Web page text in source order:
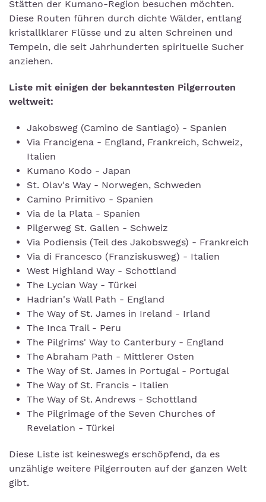
Stätten der Kumano-Region besuchen möchten.
Diese Routen führen durch dichte Wälder, entlang
kristallklarer Flüsse und zu alten Schreinen und
Tempeln, die seit Jahrhunderten spirituelle Sucher
anziehen.
Liste mit einigen der bekanntesten Pilgerrouten
weltweit:
Jakobsweg (Camino de Santiago) - Spanien
Via Francigena - England, Frankreich, Schweiz,
Italien
Kumano Kodo - Japan
St. Olav's Way - Norwegen, Schweden
Camino Primitivo - Spanien
Via de la Plata - Spanien
Pilgerweg St. Gallen - Schweiz
Via Podiensis (Teil des Jakobswegs) - Frankreich
Via di Francesco (Franziskusweg) - Italien
West Highland Way - Schottland
The Lycian Way - Türkei
Hadrian's Wall Path - England
The Way of St. James in Ireland - Irland
The Inca Trail - Peru
The Pilgrims' Way to Canterbury - England
The Abraham Path - Mittlerer Osten
The Way of St. James in Portugal - Portugal
The Way of St. Francis - Italien
The Way of St. Andrews - Schottland
The Pilgrimage of the Seven Churches of
Revelation - Türkei
Diese Liste ist keineswegs erschöpfend, da es
unzählige weitere Pilgerrouten auf der ganzen Welt
gibt.